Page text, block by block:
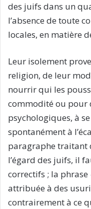
des juifs dans un
l’absence de toute
locales, en matière
Leur isolement
religion, de leur
nourrir qui les
commodité ou pour
psychologiques, à
spontanément à
paragraphe traitant
l’égard des juifs, il
correctifs ; la phrase
attribuée à des
contrairement à ce